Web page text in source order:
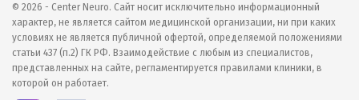
© 2026 - Center Neuro. Сайт носит исключительно информационный
характер, не является сайтом медицинской организации, ни при каких
условиях не является публичной офертой, определяемой положениями
статьи 437 (п.2) ГК РФ. Взаимодействие с любым из специалистов,
представленных на сайте, регламентируется правилами клиники, в
которой он работает.